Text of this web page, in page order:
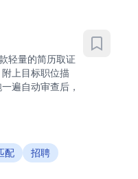
轻量的简历取证
上目标职位描
遍自动审查后，
配
招聘